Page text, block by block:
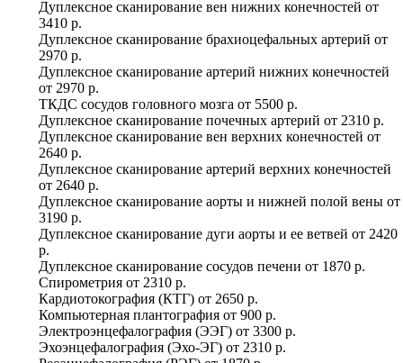
Дуплексное сканирование вен нижних конечностей от
3410 р.
Дуплексное сканирование брахиоцефальных артерий от
2970 р.
Дуплексное сканирование артерий нижних конечностей
от 2970 р.
ТКДС сосудов головного мозга от 5500 р.
Дуплексное сканирование почечных артерий от 2310 р.
Дуплексное сканирование вен верхних конечностей от
2640 р.
Дуплексное сканирование артерий верхних конечностей
от 2640 р.
Дуплексное сканирование аорты и нижней полой вены от
3190 р.
Дуплексное сканирование дуги аорты и ее ветвей от 2420
р.
Дуплексное сканирование сосудов печени от 1870 р.
Спирометрия от 2310 р.
Кардиотокография (КТГ) от 2650 р.
Компьютерная плантография от 900 р.
Электроэнцефалография (ЭЭГ) от 3300 р.
Эхоэнцефалография (Эхо-ЭГ) от 2310 р.